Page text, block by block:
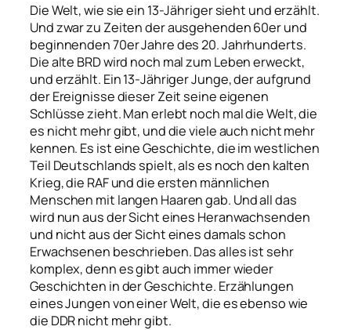
Die Welt, wie sie ein 13-Jähriger sieht und erzählt.
Und zwar zu Zeiten der ausgehenden 60er und
beginnenden 70er Jahre des 20. Jahrhunderts.
Die alte BRD wird noch mal zum Leben erweckt,
und erzählt. Ein 13-Jähriger Junge, der aufgrund
der Ereignisse dieser Zeit seine eigenen
Schlüsse zieht. Man erlebt noch mal die Welt, die
es nicht mehr gibt, und die viele auch nicht mehr
kennen. Es ist eine Geschichte, die im westlichen
Teil Deutschlands spielt, als es noch den kalten
Krieg, die RAF und die ersten männlichen
Menschen mit langen Haaren gab. Und all das
wird nun aus der Sicht eines Heranwachsenden
und nicht aus der Sicht eines damals schon
Erwachsenen beschrieben. Das alles ist sehr
komplex, denn es gibt auch immer wieder
Geschichten in der Geschichte. Erzählungen
eines Jungen von einer Welt, die es ebenso wie
die DDR nicht mehr gibt.